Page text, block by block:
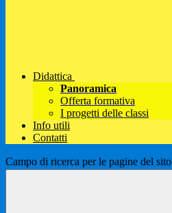
Didattica
Panoramica
Offerta formativa
I progetti delle classi
Info utili
Contatti
Campo di ricerca per le pagine del sito